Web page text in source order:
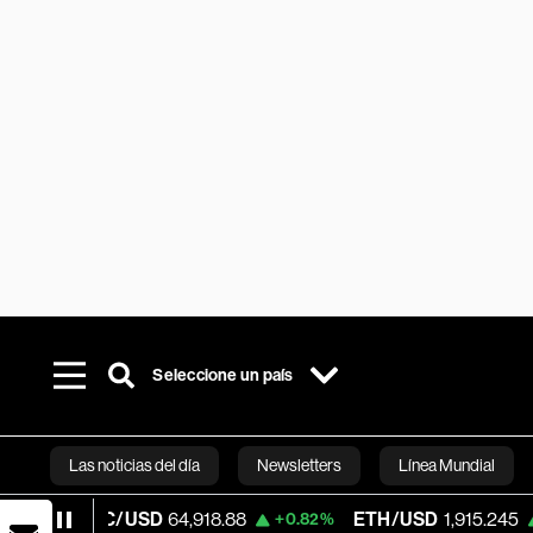
Seleccione un país
Las noticias del día Newsletters Línea Mundial
Bloomberg
USD 64,918.88 +0.82% ETH/USD 1,915.245 +0.49%